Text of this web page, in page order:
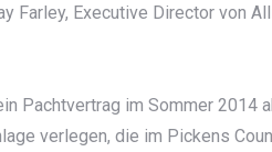
Farley, Executive Director von
Pachtvertrag im Sommer 2014
verlegen, die im Pickens